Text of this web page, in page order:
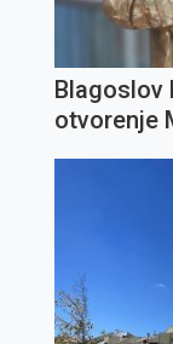
Blagoslov
otvorenje